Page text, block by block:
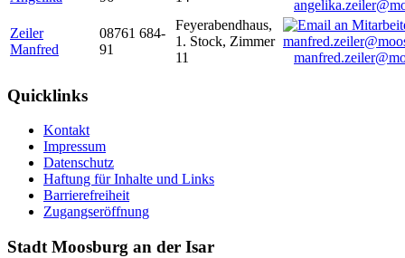
Zeiler
Manfred
08761 684-
91
Feyerabendhaus,
1. Stock, Zimmer
11
Quicklinks
Kontakt
Impressum
Datenschutz
Haftung für Inhalte und Links
Barrierefreiheit
Zugangseröffnung
Stadt Moosburg an der Isar